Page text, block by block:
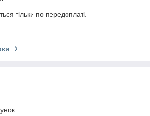
тільки по передоплаті.